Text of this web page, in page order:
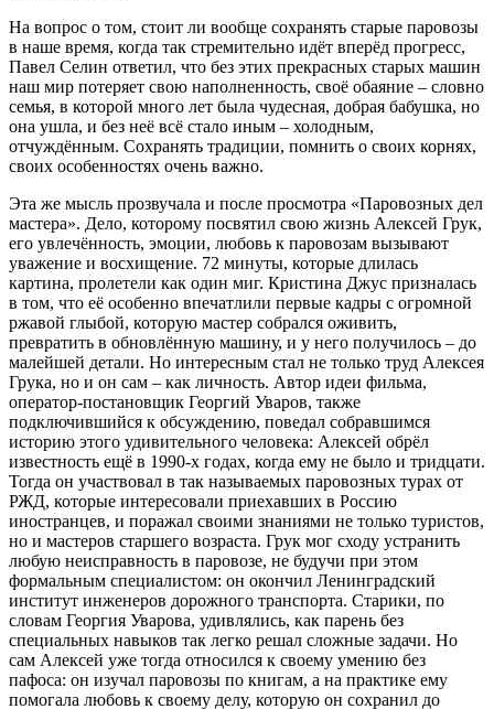
На вопрос о том, стоит ли вообще сохранять старые паровозы
в наше время, когда так стремительно идёт вперёд прогресс,
Павел Селин ответил, что без этих прекрасных старых машин
наш мир потеряет свою наполненность, своё обаяние – словно
семья, в которой много лет была чудесная, добрая бабушка, но
она ушла, и без неё всё стало иным – холодным,
отчуждённым. Сохранять традиции, помнить о своих корнях,
своих особенностях очень важно.
Эта же мысль прозвучала и после просмотра «Паровозных дел
мастера». Дело, которому посвятил свою жизнь Алексей Грук,
его увлечённость, эмоции, любовь к паровозам вызывают
уважение и восхищение. 72 минуты, которые длилась
картина, пролетели как один миг. Кристина Джус призналась
в том, что её особенно впечатлили первые кадры с огромной
ржавой глыбой, которую мастер собрался оживить,
превратить в обновлённую машину, и у него получилось – до
малейшей детали. Но интересным стал не только труд Алексея
Грука, но и он сам – как личность. Автор идеи фильма,
оператор-постановщик Георгий Уваров, также
подключившийся к обсуждению, поведал собравшимся
историю этого удивительного человека: Алексей обрёл
известность ещё в 1990-х годах, когда ему не было и тридцати.
Тогда он участвовал в так называемых паровозных турах от
РЖД, которые интересовали приехавших в Россию
иностранцев, и поражал своими знаниями не только туристов,
но и мастеров старшего возраста. Грук мог сходу устранить
любую неисправность в паровозе, не будучи при этом
формальным специалистом: он окончил Ленинградский
институт инженеров дорожного транспорта. Старики, по
словам Георгия Уварова, удивлялись, как парень без
специальных навыков так легко решал сложные задачи. Но
сам Алексей уже тогда относился к своему умению без
пафоса: он изучал паровозы по книгам, а на практике ему
помогала любовь к своему делу, которую он сохранил до